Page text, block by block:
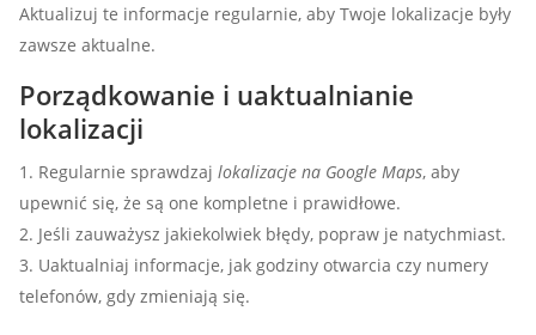
Aktualizuj te informacje regularnie, aby Twoje lokalizacje były
zawsze aktualne.
Porządkowanie i uaktualnianie
lokalizacji
Regularnie sprawdzajlokalizacje na Google Maps, aby
upewnić się, że są one kompletne i prawidłowe.
Jeśli zauważysz jakiekolwiek błędy, popraw je natychmiast.
Uaktualniaj informacje, jak godziny otwarcia czy numery
telefonów, gdy zmieniają się.